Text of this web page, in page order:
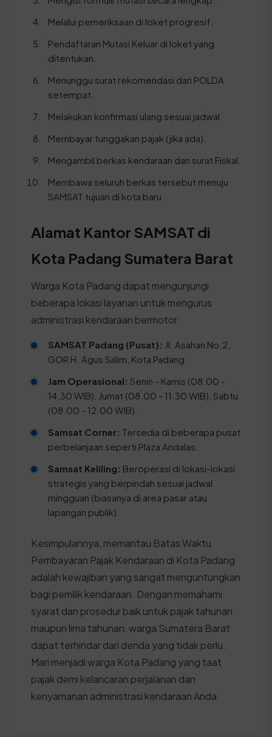
Melalui pemeriksaan di loket progresif.
Pendaftaran Mutasi Keluar di loket yang
ditentukan.
Menunggu surat rekomendasi dari POLDA
setempat.
Melakukan konfirmasi ulang sesuai jadwal.
Membayar tunggakan pajak (jika ada).
Mengambil berkas kendaraan dan surat Fiskal.
Membawa seluruh berkas tersebut menuju
SAMSAT tujuan di kota baru.
Alamat Kantor SAMSAT di
Kota Padang Sumatera Barat
Warga Kota Padang dapat mengunjungi
beberapa lokasi layanan untuk mengurus
administrasi kendaraan bermotor:
SAMSAT Padang (Pusat): Jl. Asahan No.2,
GOR H. Agus Salim, Kota Padang.
Jam Operasional: Senin - Kamis (08.00 -
14.30 WIB), Jumat (08.00 - 11.30 WIB), Sabtu
(08.00 - 12.00 WIB).
Samsat Corner: Tersedia di beberapa pusat
perbelanjaan seperti Plaza Andalas.
Samsat Keliling: Beroperasi di lokasi-lokasi
strategis yang berpindah sesuai jadwal
mingguan (biasanya di area pasar atau
lapangan publik).
Kesimpulannya, memantau Batas Waktu
Pembayaran Pajak Kendaraan di Kota Padang
adalah kewajiban yang sangat menguntungkan
bagi pemilik kendaraan. Dengan memahami
syarat dan prosedur baik untuk pajak tahunan
maupun lima tahunan, warga Sumatera Barat
dapat terhindar dari denda yang tidak perlu.
Mari menjadi warga Kota Padang yang taat
pajak demi kelancaran perjalanan dan
kenyamanan administrasi kendaraan Anda.